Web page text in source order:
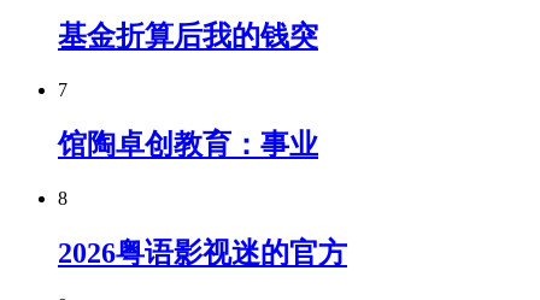
基金折算后我的钱突
7
馆陶卓创教育：事业
8
2026粤语影视迷的官方